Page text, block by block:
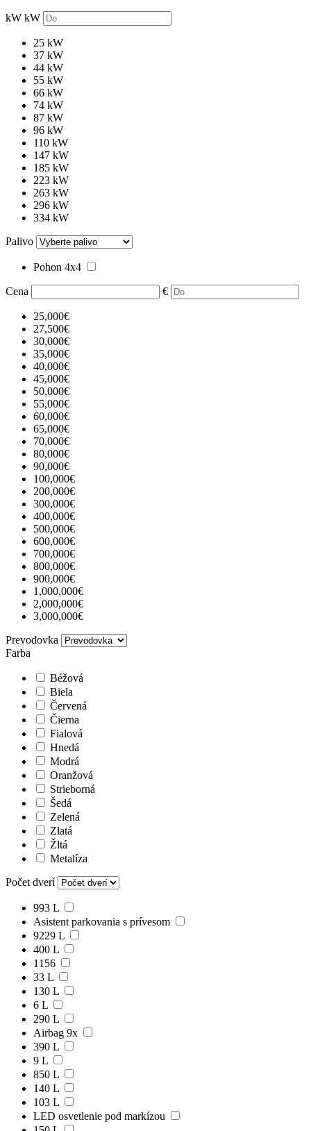
kW kW
25 kW
37 kW
44 kW
55 kW
66 kW
74 kW
87 kW
96 kW
110 kW
147 kW
185 kW
223 kW
263 kW
296 kW
334 kW
Palivo
Pohon 4x4
Cena €
25,000€
27,500€
30,000€
35,000€
40,000€
45,000€
50,000€
55,000€
60,000€
65,000€
70,000€
80,000€
90,000€
100,000€
200,000€
300,000€
400,000€
500,000€
600,000€
700,000€
800,000€
900,000€
1,000,000€
2,000,000€
3,000,000€
Prevodovka
Farba
Béžová
Biela
Červená
Čierna
Fialová
Hnedá
Modrá
Oranžová
Strieborná
Šedá
Zelená
Zlatá
Žltá
Metalíza
Počet dverí
993 L
Asistent parkovania s prívesom
9229 L
400 L
1156
33 L
130 L
6 L
290 L
Airbag 9x
390 L
9 L
850 L
140 L
103 L
LED osvetlenie pod markízou